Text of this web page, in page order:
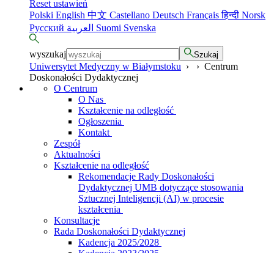
Reset ustawień
Polski English 中文 Castellano Deutsch Françaisहिन्दी Norsk
Русский
Suomi Svenska
wyszukaj Szukaj
Uniwersytet Medyczny w Białymstoku › › Centrum
Doskonałości Dydaktycznej
O Centrum
O Nas
Kształcenie na odległość
Ogłoszenia
Kontakt
Zespół
Aktualności
Kształcenie na odległość
Rekomendacje Rady Doskonałości
Dydaktycznej UMB dotyczące stosowania
Sztucznej Inteligencji (AI) w procesie
kształcenia
Konsultacje
Rada Doskonałości Dydaktycznej
Kadencja 2025/2028